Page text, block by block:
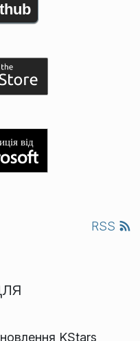
RSS
KStars